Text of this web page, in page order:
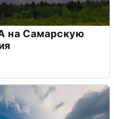
на Самарскую